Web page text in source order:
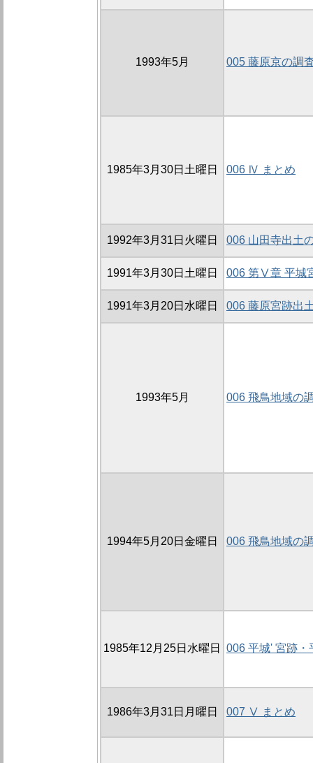
1993年5月 005 藤原京の調
1985年3月30日土曜日 006 Ⅳ まとめ
1992年3月31日火曜日 006 山田寺出土
1991年3月30日土曜日 006 第Ⅴ章 平城
1991年3月20日水曜日 006 藤原宮跡出
1993年5月 006 飛鳥地域の
1994年5月20日金曜日 006 飛鳥地域の
1985年12月25日水曜日 006 平城' 宮跡・
1986年3月31日月曜日 007 Ⅴ まとめ